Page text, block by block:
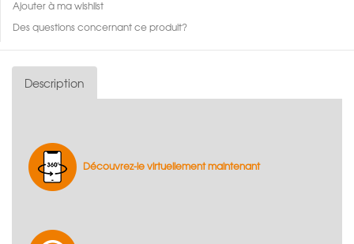
Ajouter à ma wishlist
Des questions concernant ce produit?
Description
Découvrez-le virtuellement maintenant